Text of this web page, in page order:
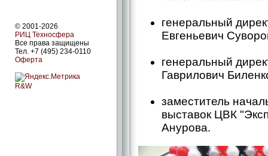
© 2001-2026
РИЦ Техносфера
Все права защищены
Тел. +7 (495) 234-0110
Оферта
R&W
генеральный
Евгеньевич
генеральный
Гаврилович
заместитель
выставок ЦВК
Анурова.